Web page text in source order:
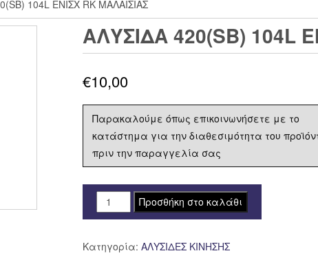
104L ΕΝΙΣΧ RK ΜΑΛΑΙΣΙΑΣ
ΑΛΥΣΙΔΑ 420(SB) 104L
€10,00
Παρακαλούμε όπως επικοινωνήσετε με το
κατάστημα για την διαθεσιμότητα του
πριν την παραγγελία σας
ΑΛΥΣΙΔΑ
420(SB)
ΕΝΙΣΧ
Προσθήκη στο καλάθι
Κατηγορία: ΑΛΥΣΙΔΕΣ ΚΙΝΗΣΗΣ